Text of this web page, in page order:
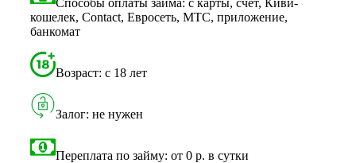
кошелек, Contact, Евросеть, МТС, приложение,
банкомат
Возраст: с 18 лет
Залог: не нужен
Переплата по займу: от 0 р. в сутки